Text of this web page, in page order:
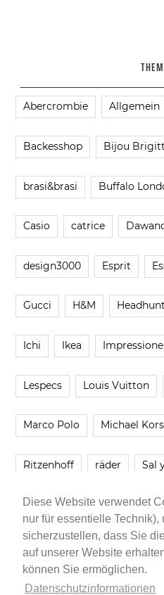
Diese Website verwendet
nur für essentielle Technik),
sicherzustellen, dass Sie
auf unserer Website
können Sie ermöglichen.
Datenschutzinformationen
Abercrombie Allgemein
Backesshop Bijou
brasi&brasi Buffalo
Casio catrice
design3000 Esprit
Gucci H&M
Ichi Ikea
Lespecs Louis Vuitton
Marco Polo Michael Kors
Ritzenhoff räder Sal
Smartbuyglasses
Younique